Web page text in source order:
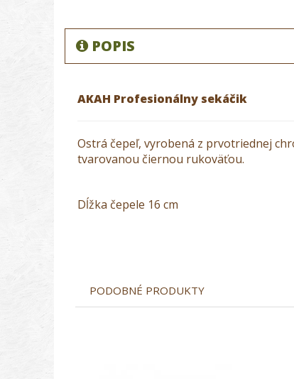
POPIS
AKAH Profesionálny sekáčik
Ostrá čepeľ, vyrobená z prvotriednej
tvarovanou čiernou rukoväťou.
Dĺžka čepele 16 cm
PODOBNÉ PRODUKTY